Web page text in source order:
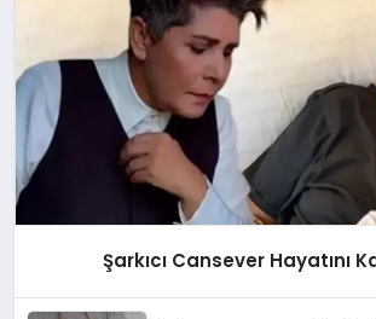
Şarkıcı Cansever Hayatını